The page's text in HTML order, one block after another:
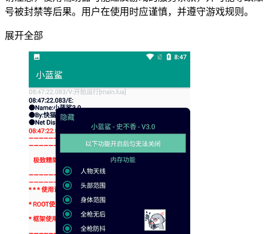
号被封禁等后果。用户在使用时应谨慎，并遵守游戏规则。
展开全部